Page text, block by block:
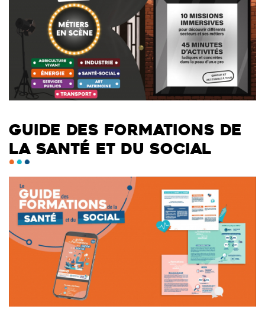
GUIDE DES FORMATIONS DE
LA SANTÉ ET DU SOCIAL